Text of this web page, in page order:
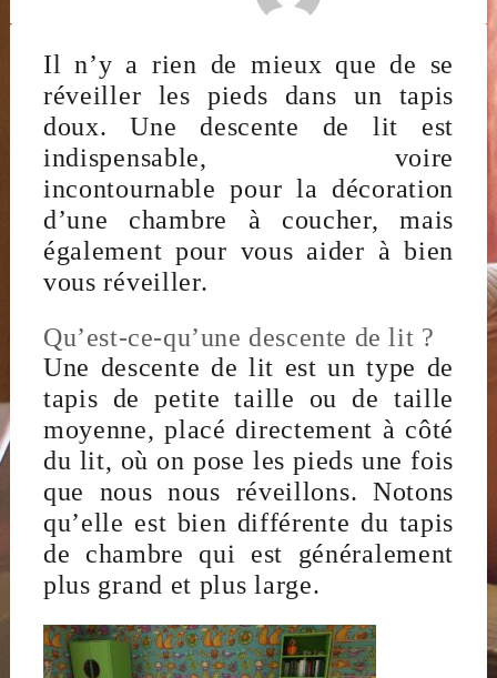
Il n’y a rien de mieux que de se
réveiller les pieds dans un tapis
doux. Une descente de lit est
indispensable, voire
incontournable pour la décoration
d’une chambre à coucher, mais
également pour vous aider à bien
vous réveiller.
Qu’est-ce-qu’une descente de lit ?
Une descente de lit est un type de
tapis de petite taille ou de taille
moyenne, placé directement à côté
du lit, où on pose les pieds une fois
que nous nous réveillons. Notons
qu’elle est bien différente du tapis
de chambre qui est généralement
plus grand et plus large.